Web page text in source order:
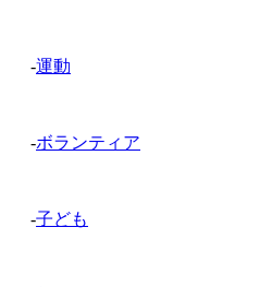
-運動
-ボランティア
-子ども